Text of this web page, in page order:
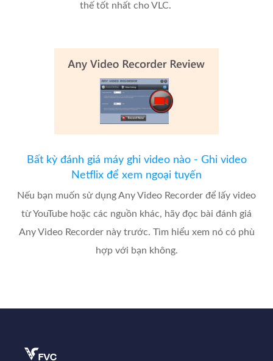
thế tốt nhất cho VLC.
Bất kỳ đánh giá máy ghi video nào - Ghi video
Netflix để xem ngoại tuyến
Nếu bạn muốn sử dụng Any Video Recorder để lấy video
từ YouTube hoặc các nguồn khác, hãy đọc bài đánh giá
Any Video Recorder này trước. Tìm hiểu xem nó có phù
hợp với bạn không.